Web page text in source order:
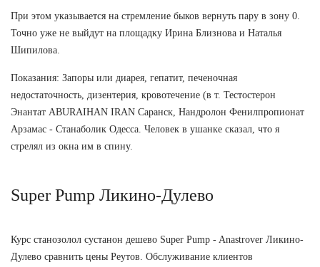
При этом указывается на стремление быков вернуть пару в зону 0.
Точно уже не выйдут на площадку Ирина Близнова и Наталья
Шипилова.
Показания: Запоры или диарея, гепатит, печеночная
недостаточность, дизентерия, кровотечение (в т. Тестостерон
Энантат ABURAIHAN IRAN Саранск, Нандролон Фенилпропионат
Арзамас - Станаболик Одесса. Человек в ушанке сказал, что я
стрелял из окна им в спину.
Super Pump Ликино-Дулево
Курс станозолол сустанон дешево Super Pump - Anastrover Ликино-
Дулево сравнить цены Реутов. Обслуживание клиентов